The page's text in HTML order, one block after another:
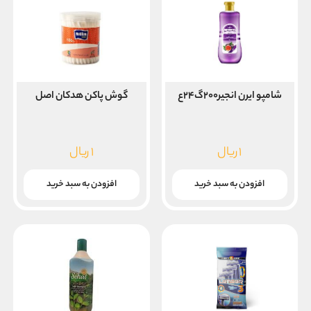
شامپو ایرن انجیر۲۰۰گ۲۴ع
۱ریال
افزودن به سبد خرید
گوش پاکن هدکان اصل
۱ریال
افزودن به سبد خرید